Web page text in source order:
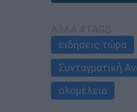
ειδήσεις τώρα
Συνταγματική
ολομέλεια